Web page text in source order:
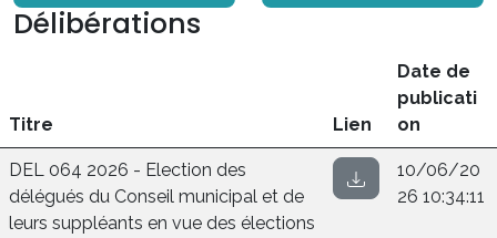
Délibérations
Titre Lien
Date de
publicati
on
DEL 064 2026 - Election des
délégués du Conseil municipal et de
leurs suppléants en vue des élections
10/06/20
26 10:34:11